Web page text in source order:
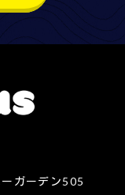
ガーデン505